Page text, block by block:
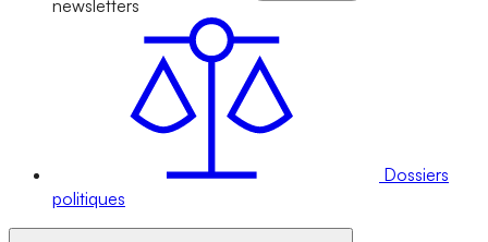
newsletters
Dossiers
politiques